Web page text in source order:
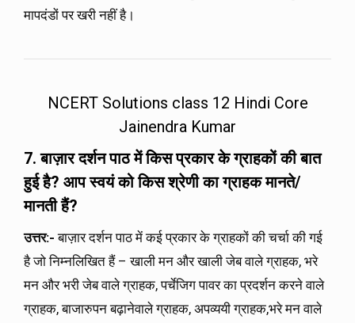
मापदंडों पर खरी नहीं है।
NCERT Solutions class 12 Hindi Core
Jainendra Kumar
7. बाज़ार दर्शन पाठ में किस प्रकार के ग्राहकों की बात
हुई है? आप स्वयं को किस श्रेणी का ग्राहक मानते/
मानती हैं?
उत्तर:-बाज़ार दर्शन पाठ में कई प्रकार के ग्राहकों की चर्चा की गई
है जो निम्नलिखित हैं – खाली मन और खाली जेब वाले ग्राहक, भरे
मन और भरी जेब वाले ग्राहक, पर्चेजिग पावर का प्रदर्शन करने वाले
ग्राहक, बाजारुपन बढ़ानेवाले ग्राहक, अपव्ययी ग्राहक,भरे मन वाले